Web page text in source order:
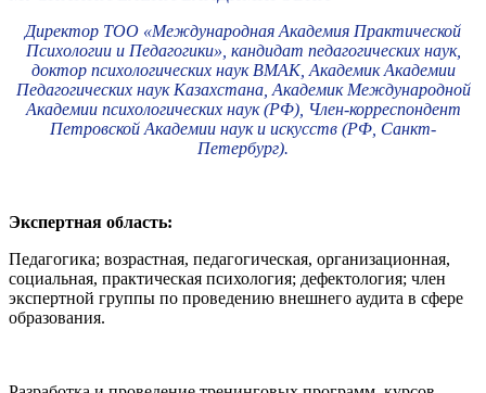
Директор ТОО «Международная Академия Практической
Психологии и Педагогики», кандидат педагогических наук,
доктор психологических наук ВМАК, Академик Академии
Педагогических наук Казахстана, Академик Международной
Академии психологических наук (РФ), Член-корреспондент
Петровской Академии наук и искусств (РФ, Санкт-
Петербург).
Экспертная область:
Педагогика; возрастная, педагогическая, организационная,
социальная, практическая психология; дефектология; член
экспертной группы по проведению внешнего аудита в сфере
образования.